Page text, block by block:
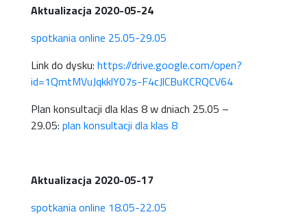
Aktualizacja 2020-05-24
spotkania online 25.05-29.05
Link do dysku: https://drive.google.com/open?
id=1QmtMVuJqkklY07s-F4cJlCBuKCRQCV64
Plan konsultacji dla klas 8 w dniach 25.05 –
29.05: plan konsultacji dla klas 8
Aktualizacja 2020-05-17
spotkania online 18.05-22.05